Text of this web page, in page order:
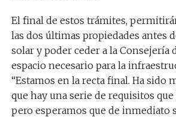
El final de estos trámites,
las dos últimas propiedades antes
solar y poder ceder a la Consejería
espacio necesario para la
“Estamos en la recta final. Ha sido
que hay una serie de requisitos
pero esperamos que de inmediato